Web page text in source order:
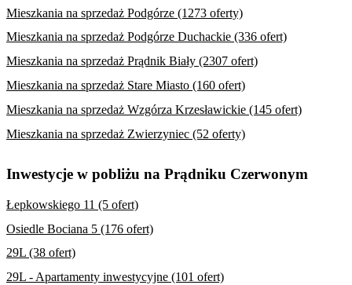
Mieszkania na sprzedaż Podgórze (1273 oferty)
Mieszkania na sprzedaż Podgórze Duchackie (336 ofert)
Mieszkania na sprzedaż Prądnik Biały (2307 ofert)
Mieszkania na sprzedaż Stare Miasto (160 ofert)
Mieszkania na sprzedaż Wzgórza Krzesławickie (145 ofert)
Mieszkania na sprzedaż Zwierzyniec (52 oferty)
Inwestycje w pobliżu na Prądniku Czerwonym
Łepkowskiego 11 (5 ofert)
Osiedle Bociana 5 (176 ofert)
29L (38 ofert)
29L - Apartamenty inwestycyjne (101 ofert)